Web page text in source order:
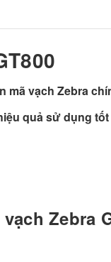
mã vạch Zebra
quả sử dụng
Zebra